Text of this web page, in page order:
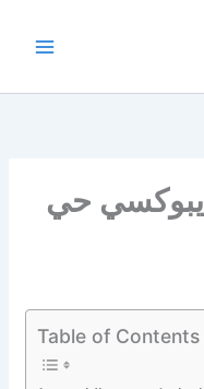
حي
Table of Contents